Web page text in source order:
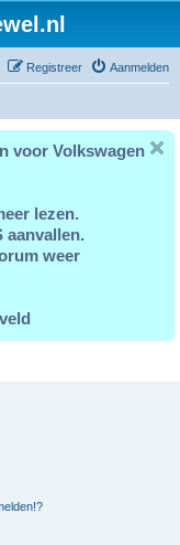
Aanmelden
Registreer
voor Volkswagen
lezen.
aanvallen.
weer